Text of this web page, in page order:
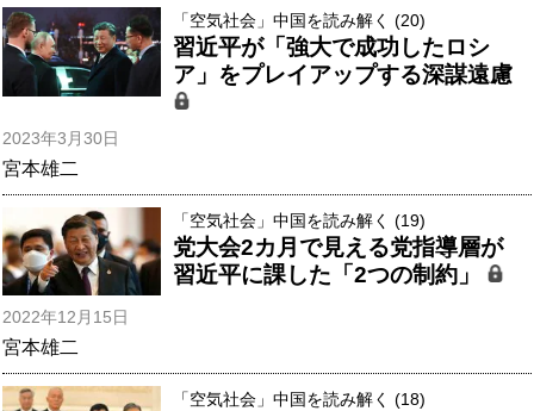
「空気社会」中国を読み解く (20)
習近平が「強大で成功したロシ
ア」をプレイアップする深謀遠慮
2023年3月30日
宮本雄二
「空気社会」中国を読み解く (19)
党大会2カ月で見える党指導層が
習近平に課した「2つの制約」
2022年12月15日
宮本雄二
「空気社会」中国を読み解く (18)